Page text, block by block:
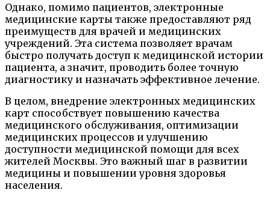
Однако, помимо пациентов, электронные
медицинские карты также предоставляют ряд
преимуществ для врачей и медицинских
учреждений. Эта система позволяет врачам
быстро получать доступ к медицинской истории
пациента, а значит, проводить более точную
диагностику и назначать эффективное лечение.
В целом, внедрение электронных медицинских
карт способствует повышению качества
медицинского обслуживания, оптимизации
медицинских процессов и улучшению
доступности медицинской помощи для всех
жителей Москвы. Это важный шаг в развитии
медицины и повышении уровня здоровья
населения.